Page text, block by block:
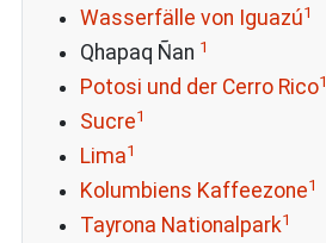
Wasserfälle von Iguazú1
Qhapaq Ñan 1
Potosi und der Cerro Rico1
Sucre1
Lima1
Kolumbiens Kaffeezone1
Tayrona Nationalpark1